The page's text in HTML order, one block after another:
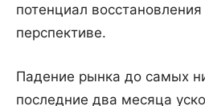
потенциал
перспективе.
Падение рынка до самых
последние два месяца